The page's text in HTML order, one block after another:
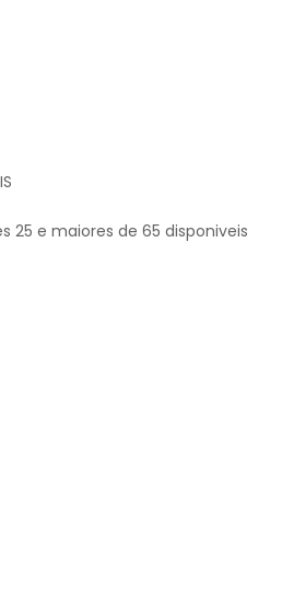
25 e maiores de 65 disponiveis